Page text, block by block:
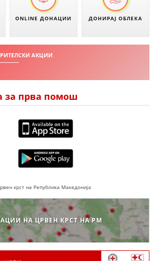
ДЕЈСТВУВАЊЕ
БРОШУРИ
ПРЕЗЕНТАЦИИ
ONLINE ДОНАЦИИ ДОНИРАЈ ОБЛЕКА
АКЦИИ
за прва помош
крст на Република Македонија
НА ЦРВЕН КРСТ НА РМ